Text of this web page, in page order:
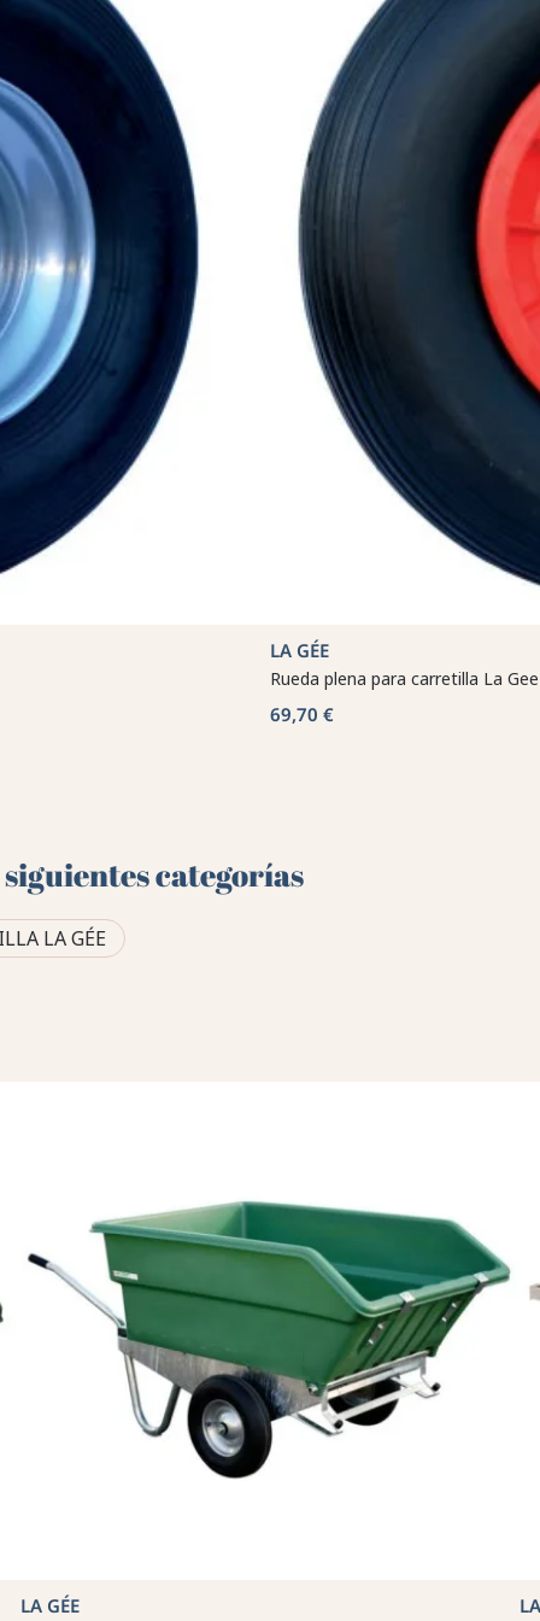
LA GÉE
Rueda plena para carretilla La Gee
69,70 €
categorías
LA GÉE
LA GÉE